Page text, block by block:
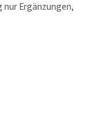
nur Ergänzungen,